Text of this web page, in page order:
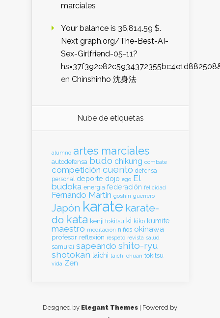
marciales
Your balance is 36,814.59 $.
Next graph.org/The-Best-AI-
Sex-Girlfriend-05-11?
en Chinshinho 沈身法
Nube de etiquetas
alumno artes marciales
autodefensa budo chikung combate
competición cuento defensa
personal
deporte dojo ego El
budoka energia federación felicidad
Fernando Martin goshin guerrero
Japón karate karate-
do kata kenji tokitsu ki kiko kumite
maestro meditación niños okinawa
profesor reflexión respeto revista salud
samurai sapeando shito-ryu
shotokan taichi taichi chuan tokitsu
vida Zen
Designed by Elegant Themes | Powered by